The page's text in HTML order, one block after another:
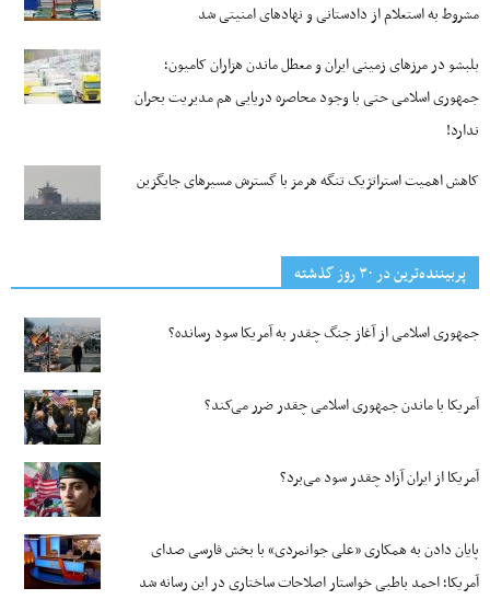
مشروط به استعلام از دادستانی و نهادهای امنیتی شد
بلبشو در مرزهای زمینی ایران و معطل ماندن هزاران کامیون؛
جمهوری اسلامی حتی با وجود محاصره دریایی هم مدیریت بحران
ندارد!
کاهش اهمیت استراتژیک تنگه‌ هرمز با گسترش مسیرهای جایگزین
پربیننده‌ترین‌ در ۳۰ روز گذشته
جمهوری اسلامی از آغاز جنگ چقدر به آمریکا سود رسانده؟
آمریکا با ماندن جمهوری اسلامی چقدر ضرر می‌کند؟
آمریکا از ایران آزاد چقدر سود می‌برد؟
پایان دادن به همکاری «علی جوانمردی» با بخش فارسی صدای
آمریکا؛ احمد باطبی خواستار اصلاحات ساختاری در این رسانه شد